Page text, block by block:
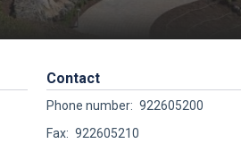
Contact
Phone number
922605200
Fax
922605210